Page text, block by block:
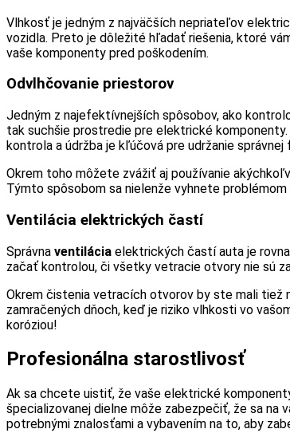
Vlhkosť je jedným z najväčších nepriateľov
vozidla. Preto je dôležité hľadať riešenia, ktoré
vaše komponenty pred poškodením.
Odvlhčovanie priestorov
Jedným z najefektívnejších spôsobov, ako
tak suchšie prostredie pre elektrické komponenty.
kontrola a údržba je kľúčová pre udržanie
Okrem toho môžete zvážiť aj používanie
Týmto spôsobom sa nielenže vyhnete
Ventilácia elektrických častí
Správna ventilácia elektrických častí auta je
začať kontrolou, či všetky vetracie otvory nie sú
Okrem čistenia vetracích otvorov by ste mali tiež
zamračených dňoch, keď je riziko vlhkosti vo
koróziou!
Profesionálna starostlivosť
Ak sa chcete uistiť, že vaše elektrické
špecializovanej dielne môže zabezpečiť, že sa
potrebnými znalosťami a vybavením na to, aby